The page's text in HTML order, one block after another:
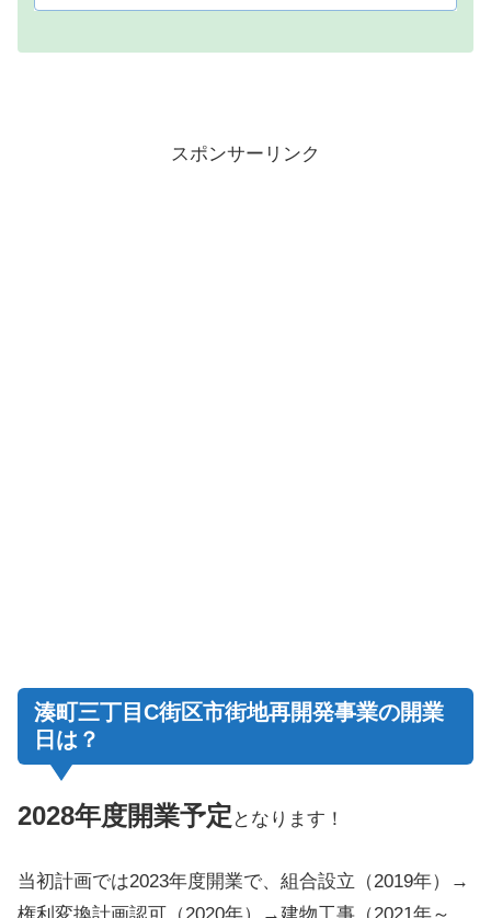
スポンサーリンク
湊町三丁目C街区市街地再開発事業の開業
日は？
2028年度開業予定 となります！
当初計画では2023年度開業で、組合設立（2019年）→
権利変換計画認可（2020年）→建物工事（2021年～